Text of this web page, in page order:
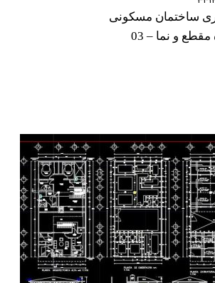
ساختمان مسکونی
و نما – 03